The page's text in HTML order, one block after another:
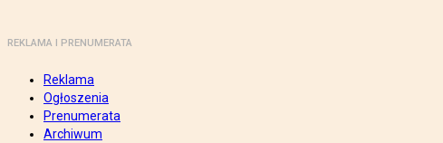
REKLAMA I PRENUMERATA
Reklama
Ogłoszenia
Prenumerata
Archiwum